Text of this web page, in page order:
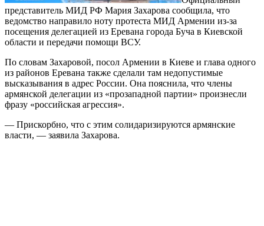
представитель МИД РФ Мария Захарова сообщила, что
ведомство направило ноту протеста МИД Армении из-за
посещения делегацией из Еревана города Буча в Киевской
области и передачи помощи ВСУ.
По словам Захаровой, посол Армении в Киеве и глава одного
из районов Еревана также сделали там недопустимые
высказывания в адрес России. Она пояснила, что члены
армянской делегации из «прозападной партии» произнесли
фразу «российская агрессия».
— Прискорбно, что с этим солидаризируются армянские
власти, — заявила Захарова.